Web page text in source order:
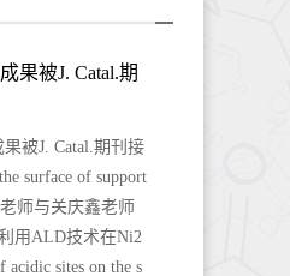
果被J. Catal.期
被J. Catal.期刊接
surface of support
老师与关庆鑫老师
用ALD技术在Ni2
sites on the s